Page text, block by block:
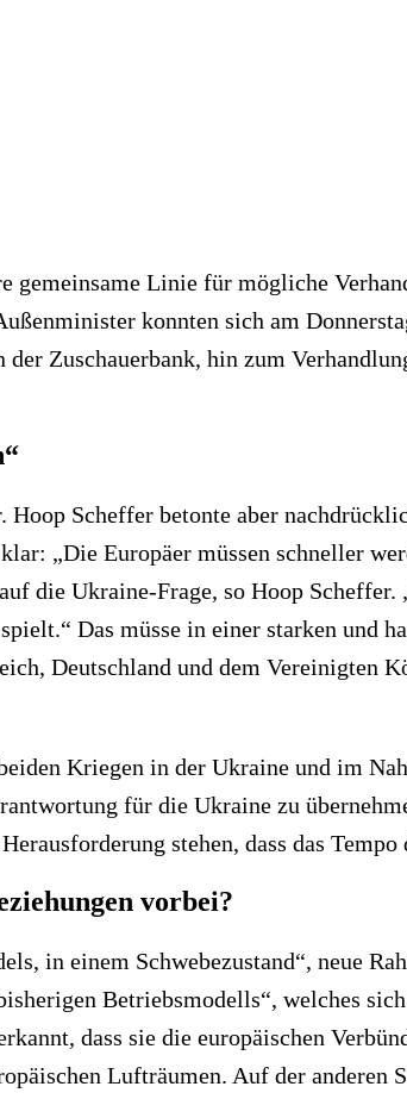
gemeinsame Linie für mögliche
konnten sich am
der Zuschauerbank, hin zum
Hoop Scheffer betonte aber
„Die Europäer müssen schneller
die Ukraine-Frage, so Hoop
Das müsse in einer starken
Deutschland und dem Vereinigten
Kriegen in der Ukraine und im
für die Ukraine zu
stehen, dass das
vorbei?
in einem Schwebezustand“, neue
Betriebsmodells“, welches
dass sie die europäischen
Lufträumen. Auf der anderen